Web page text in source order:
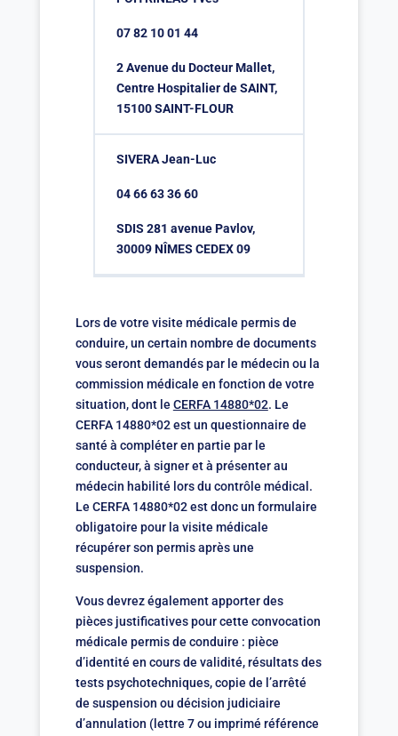
07 82 10 01 44
2 Avenue du Docteur Mallet,
Centre Hospitalier de SAINT,
15100 SAINT-FLOUR
SIVERA Jean-Luc
04 66 63 36 60
SDIS 281 avenue Pavlov,
30009 NÎMES CEDEX 09
Lors de votre visite médicale permis de
conduire, un certain nombre de documents
vous seront demandés par le médecin ou la
commission médicale en fonction de votre
situation, dont le CERFA 14880*02. Le
CERFA 14880*02 est un questionnaire de
santé à compléter en partie par le
conducteur, à signer et à présenter au
médecin habilité lors du contrôle médical.
Le CERFA 14880*02 est donc un formulaire
obligatoire pour la visite médicale
récupérer son permis après une
suspension.
Vous devrez également apporter des
pièces justificatives pour cette convocation
médicale permis de conduire : pièce
d’identité en cours de validité, résultats des
tests psychotechniques, copie de l’arrêté
de suspension ou décision judiciaire
d’annulation (lettre 7 ou imprimé référence